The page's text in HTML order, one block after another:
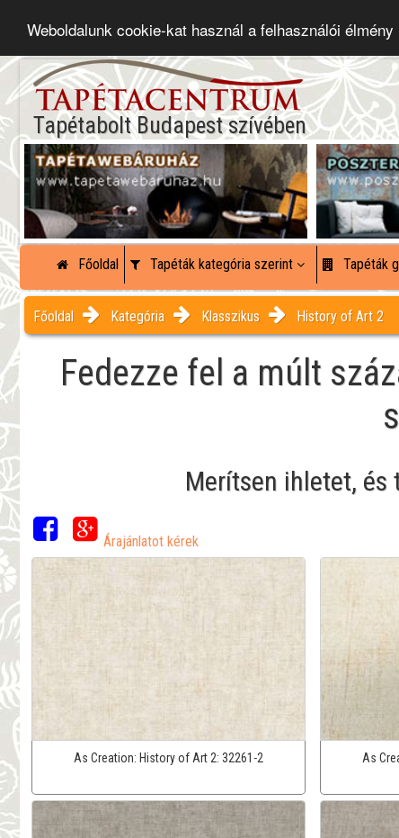
Weboldalunk cookie-kat használ a felhasználói
Tapétabolt Budapest szívében
Főoldal Tapéták kategória szerint Tapéták
Főoldal Kategória Klasszikus History of Art 2
Fedezze fel a múlt
Merítsen ihletet, és
Árajánlatot kérek
As Creation: History of Art 2: 32261-2 As